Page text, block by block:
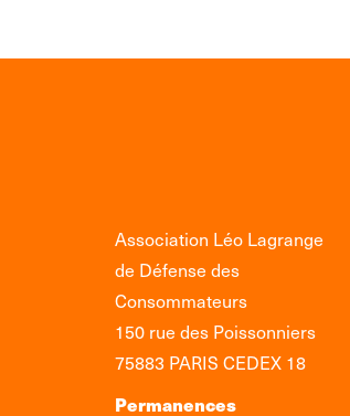
Association Léo Lagrange
de Défense des
Consommateurs
150 rue des Poissonniers
75883 PARIS CEDEX 18
Permanences